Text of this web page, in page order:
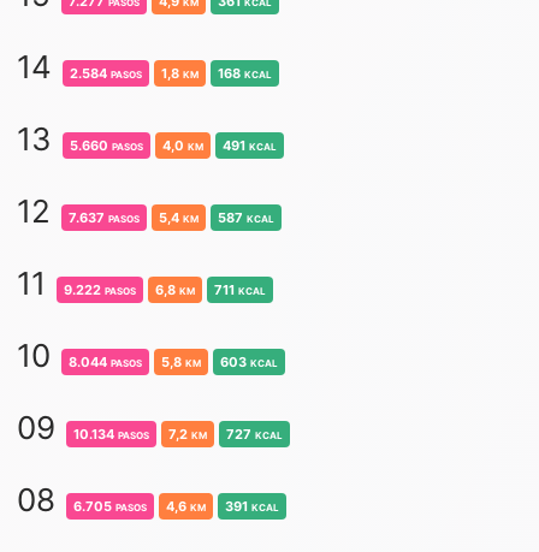
14 2.584 pasos 1,8 km 168 kcal
13 5.660 pasos 4,0 km 491 kcal
12 7.637 pasos 5,4 km 587 kcal
11 9.222 pasos 6,8 km 711 kcal
10 8.044 pasos 5,8 km 603 kcal
09 10.134 pasos 7,2 km 727 kcal
08 6.705 pasos 4,6 km 391 kcal